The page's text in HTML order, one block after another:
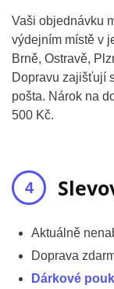
Vaši objednávku
výdejním místě v
Brně, Ostravě,
Dopravu zajišťují
pošta. Nárok na
500 Kč.
Aktuálně
Doprava
Dárkové